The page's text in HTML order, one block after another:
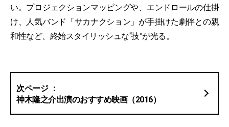
い。プロジェクションマッピングや、エンドロールの仕掛
け、人気バンド「サカナクション」が手掛けた劇伴との親
和性など、終始スタイリッシュな“技”が光る。
神木隆之介出演のおすすめ映画（2016）